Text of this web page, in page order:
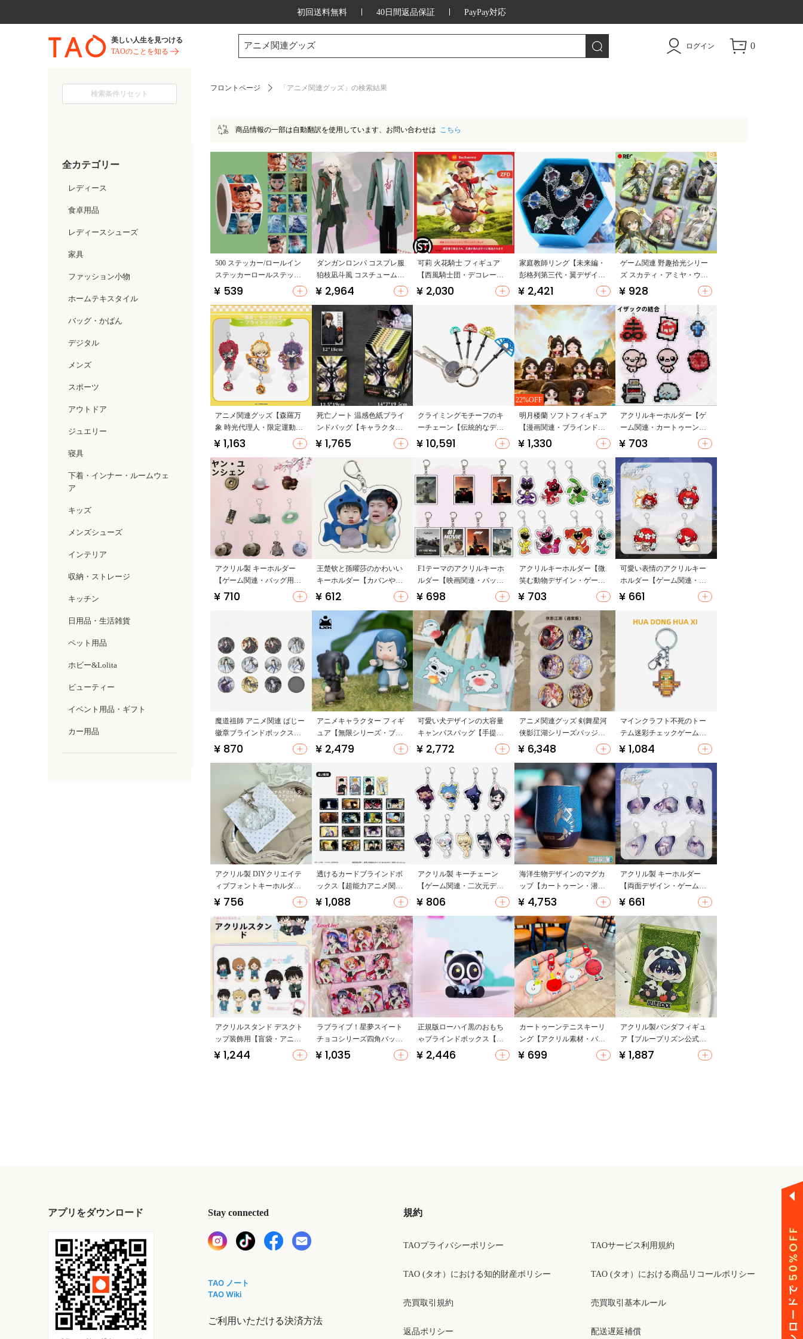
今だけ! 最大65％OFF! |ファッション、家庭用品、キッチン用品、アウトドア用品|TAO
初回送料無料 40日間返品保証 PayPay対応
美しい人生を見つける
TAOのことを知る
アニメ関連グッズ ログイン 0
検索条件リセット
全カテゴリー
レディース
食卓用品
レディースシューズ
家具
ファッション小物
ホームテキスタイル
バッグ・かばん
デジタル
メンズ
スポーツ
アウトドア
ジュエリー
寝具
下着・インナー・ルームウェ
ア
キッズ
メンズシューズ
インテリア
収納・ストレージ
キッチン
日用品・生活雑貨
ペット用品
ホビー&Lolita
ビューティー
イベント用品・ギフト
カー用品
フロントページ 「アニメ関連グッズ」の検索結果
商品情報の一部は自動翻訳を使用しています、お問い合わせは こちら
500 ステッカー/ロールイン
ステッカーロールステッカ
ー
¥ 539
ダンガンロンパ コスプレ服
狛枝凪斗風 コスチューム
【アニメ関連・フード付き
ジャケット】（セットアッ
プ対応）
¥ 2,964
可莉 火花騎士 フィギュア
【西風騎士団・デコレーシ
ョン・アニメ関連・誕生日
ギフト】
¥ 2,030
家庭教師リング【未来編・
彭格列第三代・翼デザイ
ン・アニメ関連】（セット
アップ対応）
¥ 2,421
ゲーム関連 野趣拾光シリー
ズ スカティ・アミヤ・ウル
ビアン 方形バッジ
¥ 928
アニメ関連グッズ【森羅万
象 時光代理人・限定運動キ
ーホルダー・ブラインドボ
¥ 1,163
死亡ノート 温感色紙ブライ
ンドバッグ【キャラクター
名シーン・アニメ関連商
¥ 1,765
クライミングモチーフのキ
ーチェーン【伝統的なデザ
イン・完璧なギフト】
¥ 10,591
22%OFF
明月楼蘭 ソフトフィギュア
【漫画関連・ブラインドボ
ックス・公式商品】
¥ 1,330
アクリルキーホルダー【ゲ
ーム関連・カートゥーンデ
ザイン・バックパック吊り
¥ 703
アクリル製 キーホルダー
【ゲーム関連・バッグ用飾
り・贈り物に最適】
¥ 710
王楚钦と孫曜莎のかわいい
キーホルダー【カバンやス
ーツケース用・ギフトに最
適・ファンアイテム】（セ
ットアップ対応）
¥ 612
F1テーマのアクリルキーホ
ルダー【映画関連・バッグ
チャーム・ギフトに最適】
¥ 698
アクリルキーホルダー【微
笑む動物デザイン・ゲーム
関連】
¥ 703
可愛い表情のアクリルキー
ホルダー【ゲーム関連・学
生用バッグ飾り】
¥ 661
魔道祖師 アニメ関連 ばじー
徽章ブラインドボックスシ
リーズ【ポラロイド透明カ
¥ 870
アニメキャラクター フィギ
ュア【無限シリーズ・ブラ
インドボックス・映画関
¥ 2,479
可愛い犬デザインの大容量
キャンバスバッグ【手提
げ・ショルダーバッグ・ア
¥ 2,772
アニメ関連グッズ 剣舞星河
侠影江湖シリーズバッジ
【ブラインドボックス】
¥ 6,348
マインクラフト不死のトー
テム迷彩チェックゲーム関
連金属キーリング
¥ 1,084
アクリル製 DIYクリエイテ
ィブフォントキーホルダー
【本・バッグ用・アニメ関
¥ 756
透けるカードブラインドボ
ックス【超能力アニメ関連
商品】
¥ 1,088
アクリル製 キーチェーン
【ゲーム関連・二次元デザ
イン・プレゼント用】
¥ 806
海洋生物デザインのマグカ
ップ【カートゥーン・潜水
テーマ】
¥ 4,753
アクリル製 キーホルダー
【両面デザイン・ゲーム関
連・おしゃれなバッグチャ
¥ 661
アクリルスタンド デスクト
ップ装飾用【盲袋・アニメ
関連】
¥ 1,244
ラブライブ！星夢スイート
チョコシリーズ四角バッジ
【ブラインドバッグ・アニ
メ関連】
¥ 1,035
正規版ローハイ黒のおもち
ゃブラインドボックス【ア
ニメ関連・PVCフィギュ
ア・ディスプレイ用】
¥ 2,446
カートゥーンテニスキーリ
ング【アクリル素材・バド
ミントン・卓球・バスケッ
トボールデザイン・シンプ
¥ 699
アクリル製パンダフィギュ
ア【ブループリズン公式グ
ッズ・アニメ関連・オブジ
ェ】
¥ 1,887
アプリをダウンロード Stay connected
TAO ノート
TAO Wiki
ご利用いただける決済方法
規約
TAOプライバシーポリシー
TAO (タオ）における知的財産ポリシー
売買取引規約
返品ポリシー
TAOサービス利用規約
TAO (タオ）における商品リコールポリシー
売買取引基本ルール
配送遅延補償